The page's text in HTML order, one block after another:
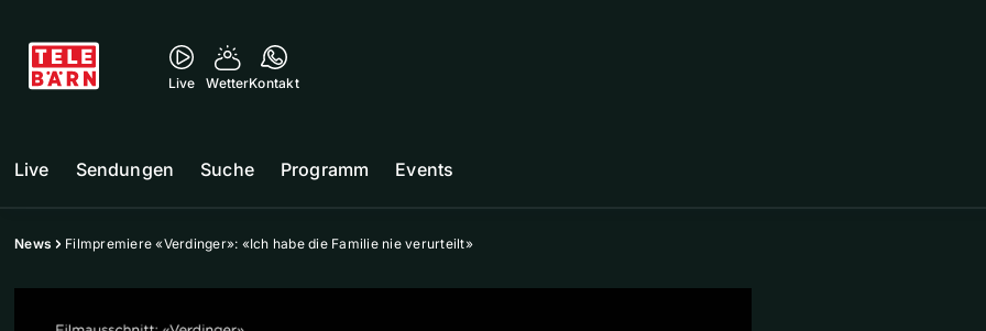
Live WetterKontakt
Live Sendungen Suche Programm Events
News Filmpremiere «Verdinger»: «Ich habe die Familie nie verurteilt»